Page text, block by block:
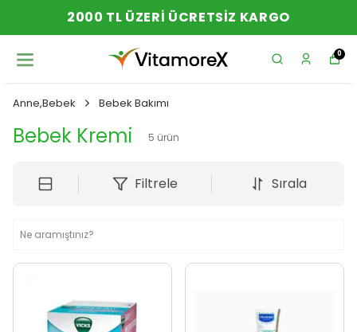
2000 TL ÜZERI ÜCRETSIZ KARGO
0
Anne,Bebek Bebek Bakımı
Bebek Kremi 5 ürün
Filtrele Sırala